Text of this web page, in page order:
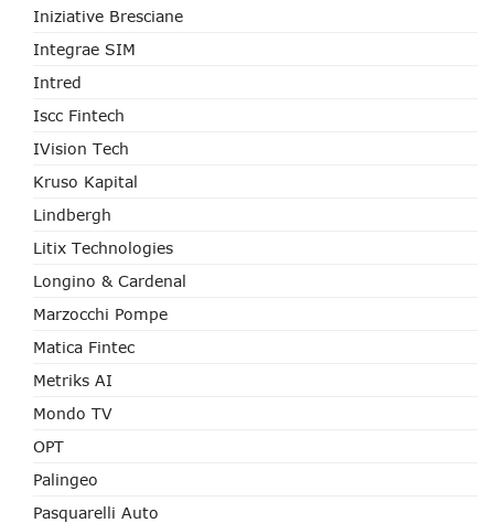
Iniziative Bresciane
Integrae SIM
Intred
Iscc Fintech
IVision Tech
Kruso Kapital
Lindbergh
Litix Technologies
Longino & Cardenal
Marzocchi Pompe
Matica Fintec
Metriks AI
Mondo TV
OPT
Palingeo
Pasquarelli Auto